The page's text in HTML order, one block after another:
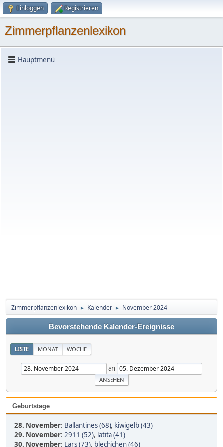
Einloggen Registrieren
Zimmerpflanzenlexikon
Hauptmenü
Zimmerpflanzenlexikon ► Kalender ► November 2024
Bevorstehende Kalender-Ereignisse
LISTE MONAT WOCHE
an
Geburtstage
28. November: Ballantines (68), kiwigelb (43)
29. November: 2911 (52), latita (41)
30. November: Lars (73), blechichen (46)